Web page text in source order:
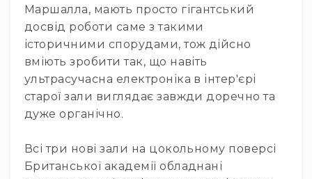
Статичне
світло
LED
Прилади
LED
мультиспектральні
мултичіпові
Прилади
Маршалла, мають просто гігантський
досвід роботи саме з такими
історичними спорудами, тож дійсно
вміють зробити так, що навіть
ультрасучасна електроніка в інтер'єрі
старої зали виглядає завжди доречно та
дуже органічно.
Всі три нові зали на цокольному поверсі
Британської академії обладнані